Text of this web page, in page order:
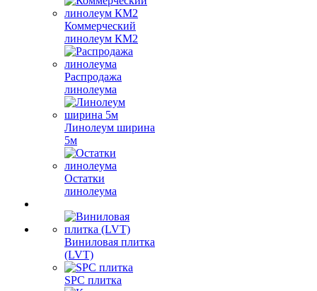
Коммерческий
линолеум КМ2
Распродажа
линолеума
Линолеум ширина
5м
Остатки
линолеума
Виниловая плитка
(LVT)
SPC плитка